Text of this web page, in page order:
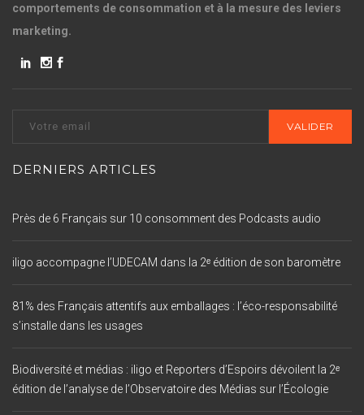
comportements de consommation et à la mesure des leviers
marketing.
DERNIERS ARTICLES
Près de 6 Français sur 10 consomment des Podcasts audio
iligo accompagne l’UDECAM dans la 2ᵉ édition de son baromètre
81% des Français attentifs aux emballages : l’éco-responsabilité
s’installe dans les usages
Biodiversité et médias : iligo et Reporters d’Espoirs dévoilent la 2ᵉ
édition de l’analyse de l’Observatoire des Médias sur l’Écologie